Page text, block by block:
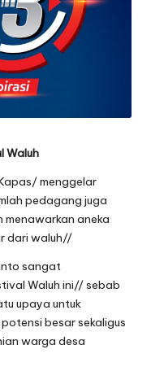
Waluh
menggelar
pedagang juga
menawarkan aneka
dari waluh//
sangat
Waluh ini// sebab
upaya untuk
besar sekaligus
warga desa